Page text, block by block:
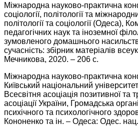
Міжнародна науково-практична
соціології, політології та
політології та соціології (Одеса),
педагогічних наук та іноземної
зумовленого домашнього
сучасність: збірник матеріалів
Мечникова, 2020. – 206 с.
Міжнародна науково-практична
Київський національний
Всесвітня асоціація позитивної та
асоціації України, Громадська
психічного та психологічного
Кононенко та ін. – Одеса: Одес.